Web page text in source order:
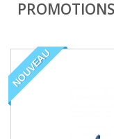
PROMOTIONS
NOUVEAU